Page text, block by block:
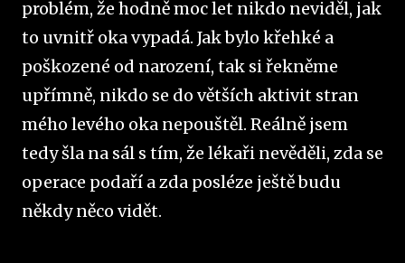
problém, že hodně moc let nikdo neviděl, jak
to uvnitř oka vypadá. Jak bylo křehké a
poškozené od narození, tak si řekněme
upřímně, nikdo se do větších aktivit stran
mého levého oka nepouštěl. Reálně jsem
tedy šla na sál s tím, že lékaři nevěděli, zda se
operace podaří a zda posléze ještě budu
někdy něco vidět.